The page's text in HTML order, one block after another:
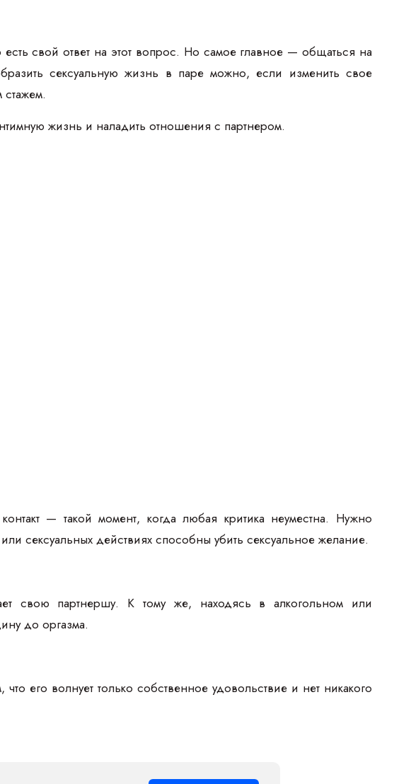
свой ответ на этот вопрос. Но самое главное — общаться на
сексуальную жизнь в паре можно, если изменить свое
стажем.
жизнь и наладить отношения с партнером.
— такой момент, когда любая критика неуместна. Нужно
сексуальных действиях способны убить сексуальное желание.
свою партнершу. К тому же, находясь в алкогольном или
до оргазма.
его волнует только собственное удовольствие и нет никакого